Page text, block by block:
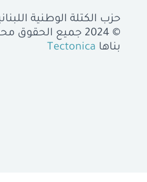
حزب الكتلة الوطنية اللبنانية
© 2024 جميع الحقوق محفوظة
بناهاTectonica